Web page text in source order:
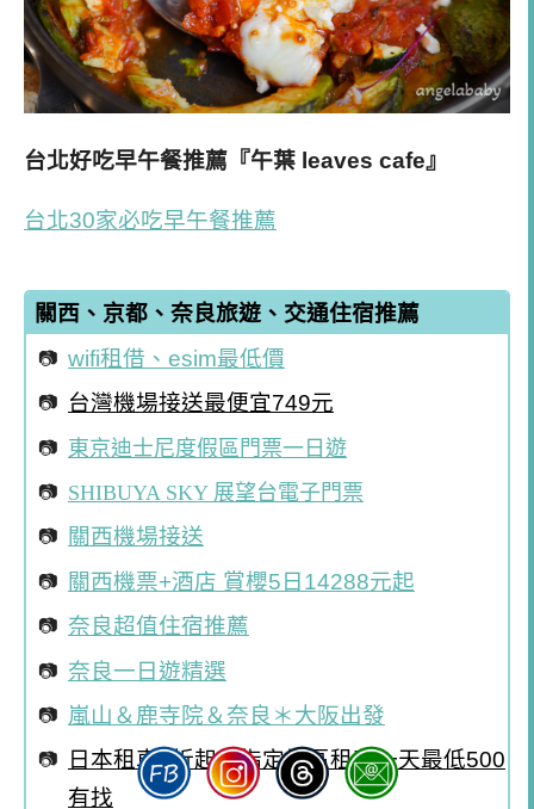
台北好吃早午餐推薦『午葉 leaves cafe』
台北30家必吃早午餐推薦
關西、京都、奈良旅遊、交通住宿推薦
wifi租借、esim最低價
台灣機場接送最便宜749元
東京迪士尼度假區門票一日遊
SHIBUYA SKY 展望台電子門票
關西機場接送
關西機票+酒店 賞櫻5日14288元起
奈良超值住宿推薦
奈良一日遊精選
嵐山＆鹿寺院＆奈良＊大阪出發
日本租車5折起！指定地區租車一天最低500
有找